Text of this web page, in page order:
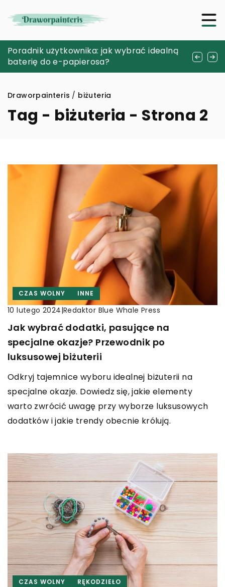
Odkrywając pasje: jak znaleźć hobby
idealne dla siebie
Poradnik użytkownika: jak wybrać idealną
baterię do e-papierosa?
Jak dieta i suplementacja mogą wspierać
twoje mitochondria?
Draworpainteris / biżuteria
Tag - biżuteria - Strona 2
CZAS WOLNY INNE
10 lutego 2024|Redaktor Blue Whale Press
Jak wybrać dodatki, pasujące na
specjalne okazje? Przewodnik po
luksusowej biżuterii
Odkryj tajemnice wyboru idealnej biżuterii na
specjalne okazje. Dowiedz się, jakie elementy
warto zwrócić uwagę przy wyborze luksusowych
dodatków i jakie trendy obecnie królują.
CZAS WOLNY RĘKODZIEŁO